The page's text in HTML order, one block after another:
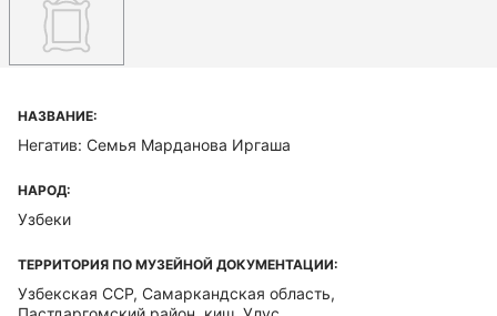
НАЗВАНИЕ:
Негатив: Семья Марданова Иргаша
НАРОД:
Узбеки
ТЕРРИТОРИЯ ПО МУЗЕЙНОЙ ДОКУМЕНТАЦИИ:
Узбекская ССР, Самаркандская область,